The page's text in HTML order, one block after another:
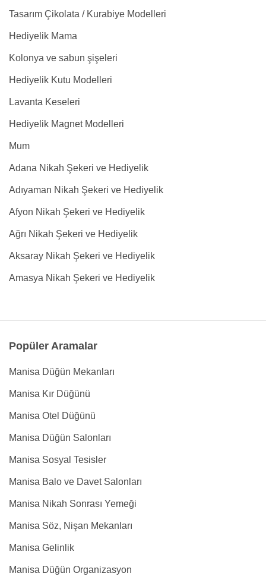
Tasarım Çikolata / Kurabiye Modelleri
Hediyelik Mama
Kolonya ve sabun şişeleri
Hediyelik Kutu Modelleri
Lavanta Keseleri
Hediyelik Magnet Modelleri
Mum
Adana Nikah Şekeri ve Hediyelik
Adıyaman Nikah Şekeri ve Hediyelik
Afyon Nikah Şekeri ve Hediyelik
Ağrı Nikah Şekeri ve Hediyelik
Aksaray Nikah Şekeri ve Hediyelik
Amasya Nikah Şekeri ve Hediyelik
Popüler Aramalar
Manisa Düğün Mekanları
Manisa Kır Düğünü
Manisa Otel Düğünü
Manisa Düğün Salonları
Manisa Sosyal Tesisler
Manisa Balo ve Davet Salonları
Manisa Nikah Sonrası Yemeği
Manisa Söz, Nişan Mekanları
Manisa Gelinlik
Manisa Düğün Organizasyon